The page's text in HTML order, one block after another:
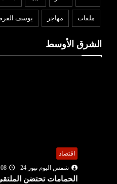
ملفات مهاجر يوسف
الشرق الأوسط
اقتصاد
شمس اليوم نيوز 24
08 أغسطس 2026
الحمامات تحتضن الملتقى